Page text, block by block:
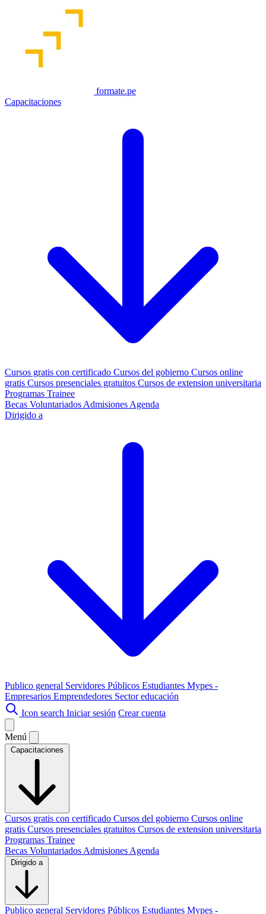
formate.pe
Capacitaciones
Cursos gratis con certificado Cursos del gobierno Cursos online
gratis Cursos presenciales gratuitos Cursos de extension universitaria
Programas Trainee
Becas Voluntariados Admisiones Agenda
Dirigido a
Publico general Servidores Públicos Estudiantes Mypes -
Empresarios Emprendedores Sector educación
Icon search Iniciar sesión Crear cuenta
Menú
Capacitaciones
Cursos gratis con certificado Cursos del gobierno Cursos online
gratis Cursos presenciales gratuitos Cursos de extension universitaria
Programas Trainee
Becas Voluntariados Admisiones Agenda
Dirigido a
Publico general Servidores Públicos Estudiantes Mypes -